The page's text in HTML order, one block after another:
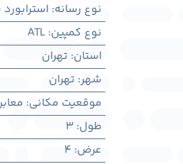
نوع رسانه:
نوع کمپین:
ATL
استان: تهران
شهر: تهران
موقعیت مکانی:
طول:
3
عرض:
4